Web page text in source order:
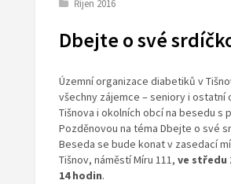
Říjen 2016
Dbejte o své
Územní organizace diabetiků v
všechny zájemce – seniory i ostatní
Tišnova i okolních obcí na besedu s
Pozděnovou na téma Dbejte o své
Beseda se bude konat v zasedací
Tišnov, náměstí Míru 111, ve středu
14 hodin.